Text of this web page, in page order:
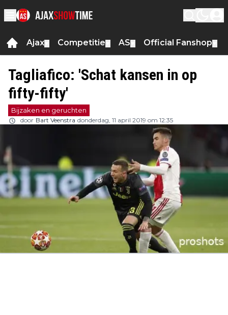
Ajax Competitie AS Official Fanshop
Tagliafico: 'Schat kansen in op
fifty-fifty'
Bijzaken en geruchten
door Bart Veenstra donderdag, 11 april 2019 om 12:35